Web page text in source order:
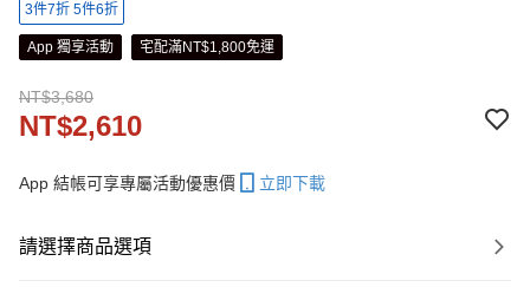
3件7折 5件6折
App 獨享活動 宅配滿NT$1,800免運
NT$3,680
NT$2,610
App 結帳可享專屬活動優惠價 立即下載
請選擇商品選項